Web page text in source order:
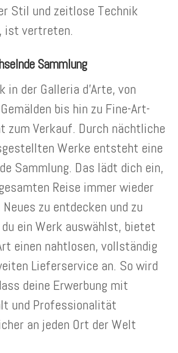
Stil und zeitlose Technik
ist vertreten.
Sammlung
in der Galleria d’Arte, von
bis hin zu Fine-Art-
zum Verkauf. Durch nächtliche
Werke entsteht eine
Sammlung. Das lädt dich ein,
Reise immer wieder
zu entdecken und zu
du ein Werk auswählst, bietet
einen nahtlosen, vollständig
Lieferservice an. So wird
deine Erwerbung mit
und Professionalität
an jeden Ort der Welt